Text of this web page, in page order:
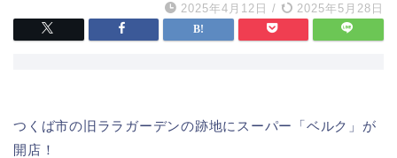
2025年4月12日 / 2025年5月28日
つくば市の旧ララガーデンの跡地にスーパー「ベルク」が
開店！